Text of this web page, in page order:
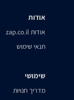
אודות
אודות zap.co.il
תנאי שימוש
שימושי
מדריך חנויות